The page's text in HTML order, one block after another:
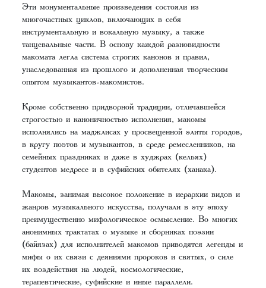
Эти монументальные произведения состояли из
многочастных циклов, включающих в себя
инструментальную и вокальную музыку, а также
танцевальные части. В основу каждой разновидности
макомата легла система строгих канонов и правил,
унаследованная из прошлого и дополненная творческим
опытом музыкантов-макомистов.
Кроме собственно придворной традиции, отличавшейся
строгостью и каноничностью исполнения, макомы
исполнялись на маджлисах у просвещенной элиты городов,
в кругу поэтов и музыкантов, в среде ремесленников, на
семейных праздниках и даже в худжрах (кельях)
студентов медресе и в суфийских обителях (ханака).
Макомы, занимая высокое положение в иерархии видов и
жанров музыкального искусства, получали в эту эпоху
преимущественно мифологическое осмысление. Во многих
анонимных трактатах о музыке и сборниках поэзии
(байязах) для исполнителей макомов приводятся легенды и
мифы о их связи с деяниями пророков и святых, о силе
их воздействия на людей, космологические,
терапевтические, суфийские и иные параллели.